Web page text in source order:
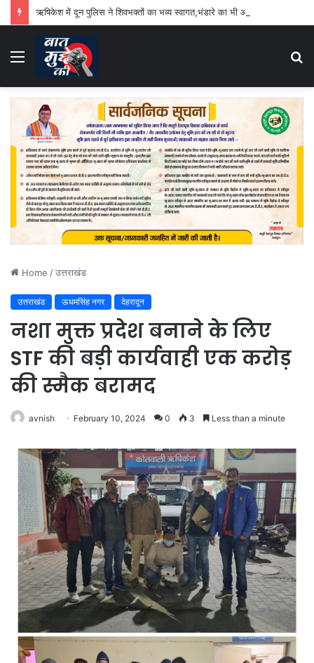
ऋषिकेश में दून पुलिस ने शिवभक्तों का भव्य स्वागत,भंडारे का भी आयोजन
Menu
Home /उत्तराखंड
उत्तराखंड ऊधमसिंह नगर देहरादून
नशा मुक्त प्रदेश बनाने के लिए
STF की बड़ी कार्यवाही एक करोड़
की स्मैक बरामद
avnish February 10, 2024 0 3 Less than a minute